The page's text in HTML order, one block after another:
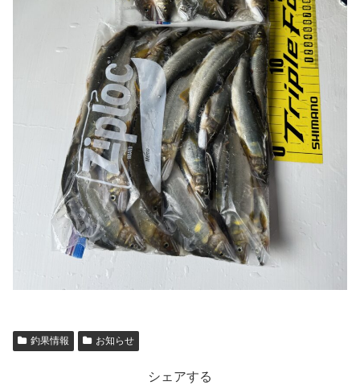
釣果情報 お知らせ
シェアする